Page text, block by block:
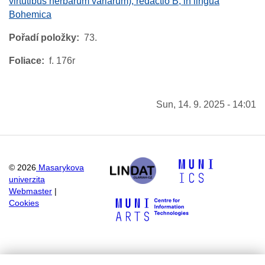
Bohemica
Pořadí položky 73.
Foliace f. 176r
Sun, 14. 9. 2025 - 14:01
© 2026 Masarykova
univerzita
Webmaster
Cookies